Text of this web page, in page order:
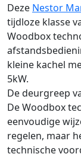
Deze Nestor
tijdloze klasse
Woodbox
kleine kachel
5kW.
De deurgreep
De Woodbox
eenvoudige
regelen, maar
technische